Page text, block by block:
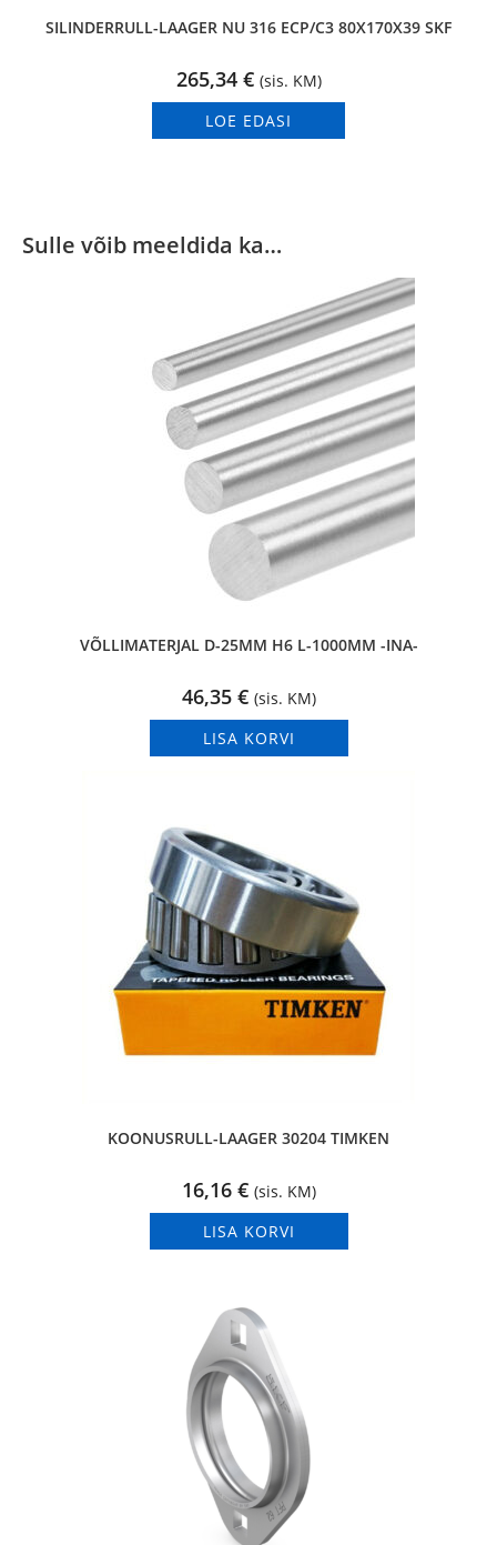
SILINDERRULL-LAAGER NU 316 ECP/C3 80X170X39 SKF
265,34 € (sis. KM)
LOE EDASI
Sulle võib meeldida ka…
VÕLLIMATERJAL D-25MM H6 L-1000MM -INA-
46,35 € (sis. KM)
LISA KORVI
KOONUSRULL-LAAGER 30204 TIMKEN
16,16 € (sis. KM)
LISA KORVI